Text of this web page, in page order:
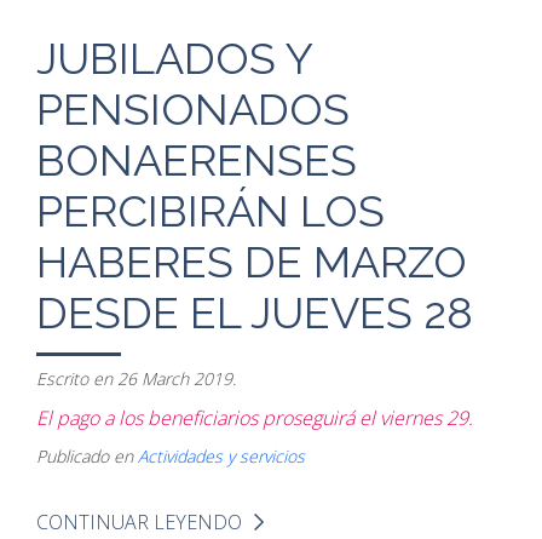
JUBILADOS Y
PENSIONADOS
BONAERENSES
PERCIBIRÁN LOS
HABERES DE MARZO
DESDE EL JUEVES 28
Escrito en 26 March 2019.
El pago a los beneficiarios proseguirá el viernes 29.
Publicado enActividades y servicios
CONTINUAR LEYENDO